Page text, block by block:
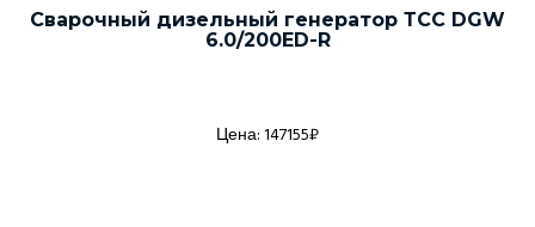
Сварочный дизельный генератор ТСС DGW
6.0/200ED-R
Цена: 147155₽